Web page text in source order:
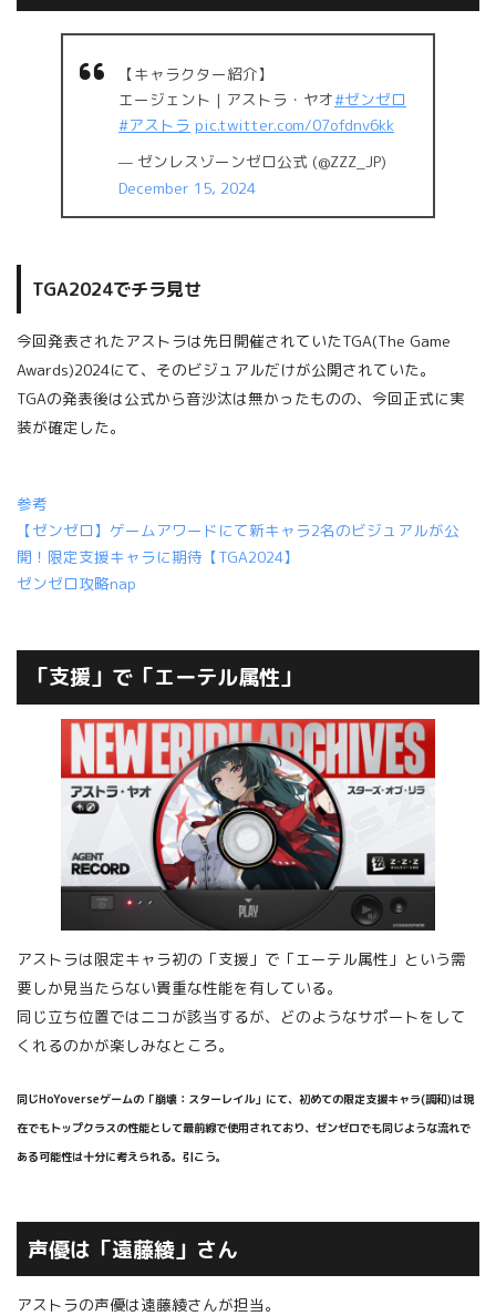
【キャラクター紹介】
エージェント | アストラ・ヤオ#ゼンゼロ
#アストラ pic.twitter.com/07ofdnv6kk
— ゼンレスゾーンゼロ公式 (@ZZZ_JP)
December 15, 2024
TGA2024でチラ見せ
今回発表されたアストラは先日開催されていたTGA(The Game
Awards)2024にて、そのビジュアルだけが公開されていた。
TGAの発表後は公式から音沙汰は無かったものの、今回正式に実
装が確定した。
参考
【ゼンゼロ】ゲームアワードにて新キャラ2名のビジュアルが公
開！限定支援キャラに期待【TGA2024】
ゼンゼロ攻略nap
「支援」で「エーテル属性」
アストラは限定キャラ初の「支援」で「エーテル属性」という需
要しか見当たらない貴重な性能を有している。
同じ立ち位置ではニコが該当するが、どのようなサポートをして
くれるのかが楽しみなところ。
同じHoYoverseゲームの「崩壊：スターレイル」にて、初めての限定支援キャラ(調和)は現
在でもトップクラスの性能として最前線で使用されており、ゼンゼロでも同じような流れで
ある可能性は十分に考えられる。引こう。
声優は「遠藤綾」さん
アストラの声優は遠藤綾さんが担当。